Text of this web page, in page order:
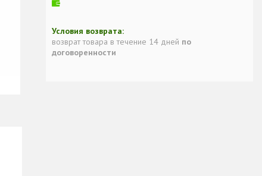
возврат товара в течение 14 дней по
договоренности